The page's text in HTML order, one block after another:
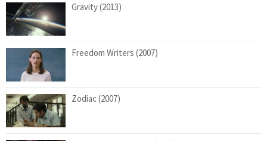
Gravity (2013)
Freedom Writers (2007)
Zodiac (2007)